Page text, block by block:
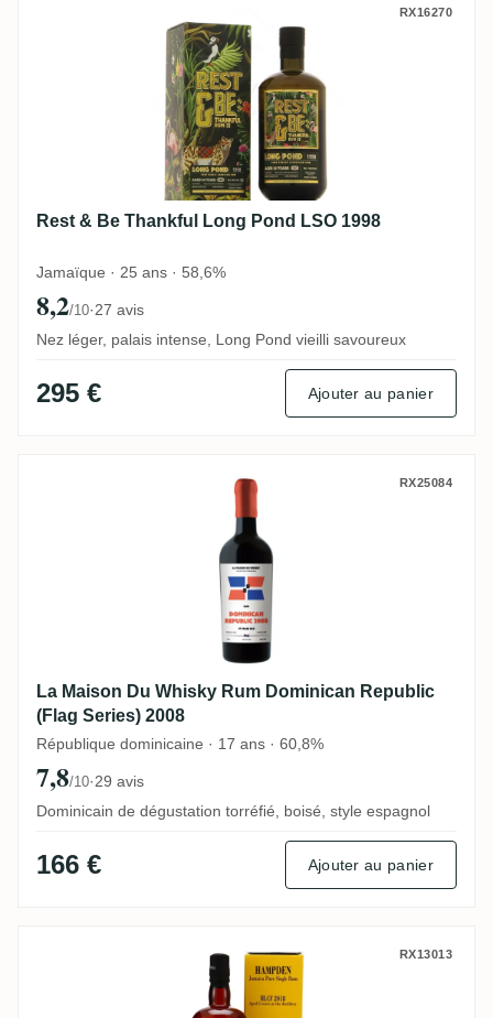
Rest & Be Thankful Long Pond LSO 1998
RX16270
Rest & Be Thankful Long Pond LSO 1998
Jamaïque · 25 ans · 58,6%
8,2/10·27 avis
Nez léger, palais intense, Long Pond vieilli savoureux
295 € Ajouter au panier
La Maison Du Whisky Rum Dominican
RX25084
La Maison Du Whisky Rum Dominican Republic
(Flag Series) 2008
République dominicaine · 17 ans · 60,8%
7,8/10·29 avis
Dominicain de dégustation torréfié, boisé, style espagnol
166 € Ajouter au panier
Habitation Velier Hampden Single Cask
RX13013